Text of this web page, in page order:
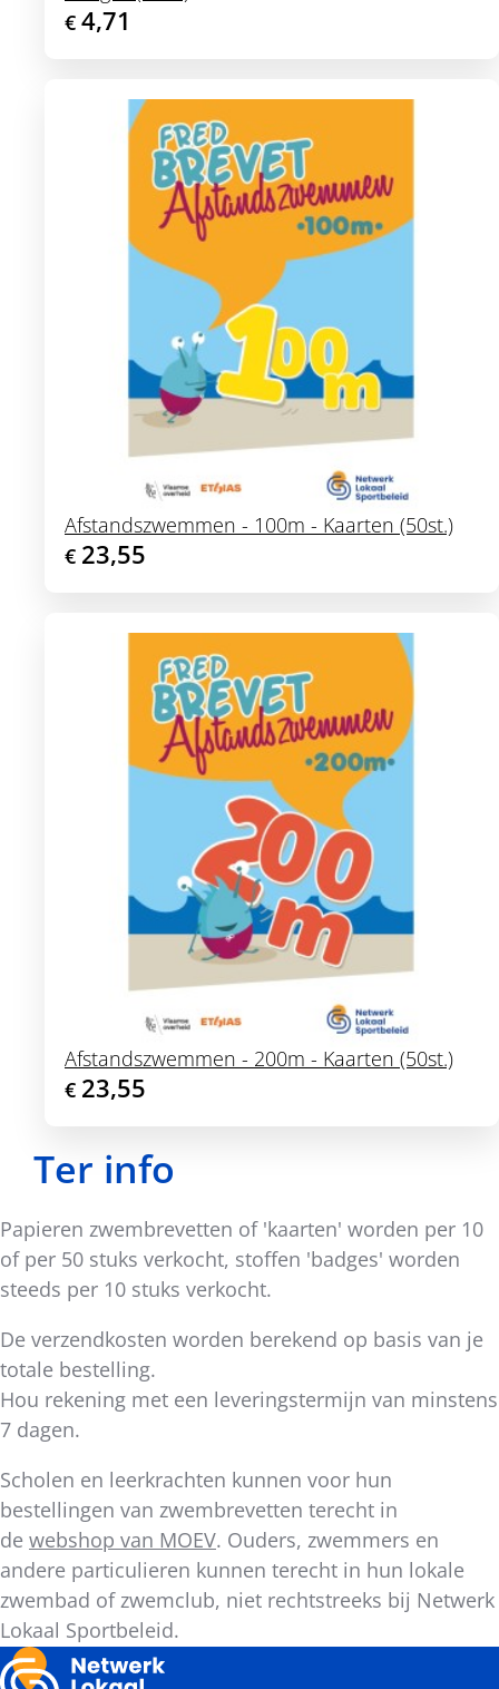
€ 4,71
Afstandszwemmen - 100m - Kaarten (50st.)
€ 23,55
Afstandszwemmen - 200m - Kaarten (50st.)
€ 23,55
Ter info
Papieren zwembrevetten of 'kaarten' worden per 10
of per 50 stuks verkocht, stoffen 'badges' worden
steeds per 10 stuks verkocht.
De verzendkosten worden berekend op basis van je
totale bestelling.
Hou rekening met een leveringstermijn van minstens
7 dagen.
Scholen en leerkrachten kunnen voor hun
bestellingen van zwembrevetten terecht in
de webshop van MOEV. Ouders, zwemmers en
andere particulieren kunnen terecht in hun lokale
zwembad of zwemclub, niet rechtstreeks bij Netwerk
Lokaal Sportbeleid.